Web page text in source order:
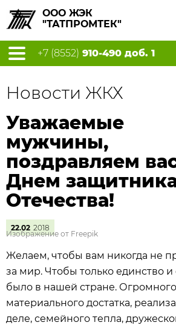
ООО ЖЭК
"ТАТПРОМТЕК"
+7 (8552) 910-490 доб. 1
Новости ЖКХ
Уважаемые
мужчины,
поздравляем
Днем
Отечества!
22.02 2018
Изображение от Freepik
Желаем, чтобы вам никогда не
за мир. Чтобы только единство и
было в нашей стране.
материального достатка,
деле, семейного тепла,